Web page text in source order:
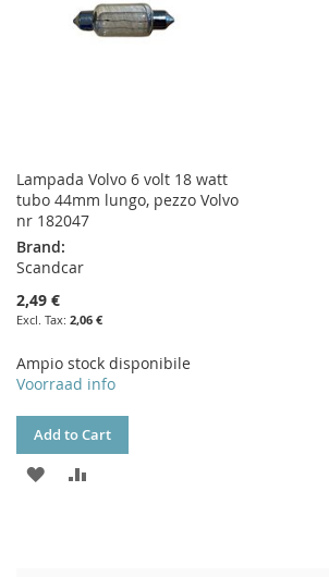
Lampada Volvo 6 volt 18 watt
tubo 44mm lungo, pezzo Volvo
nr 182047
Brand:
Scandcar
2,49 €
2,06 €
Ampio stock disponibile
Voorraad info
Add to Cart
ADD